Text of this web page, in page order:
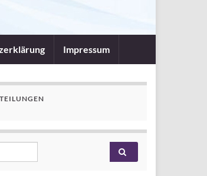
Impressum